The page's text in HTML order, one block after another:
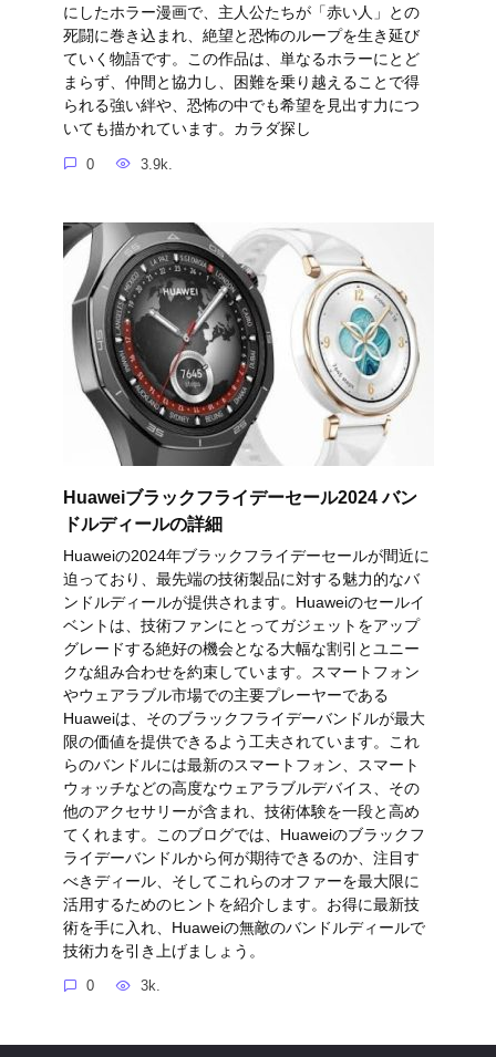
にしたホラー漫画で、主人公たちが「赤い人」との
死闘に巻き込まれ、絶望と恐怖のループを生き延び
ていく物語です。この作品は、単なるホラーにとど
まらず、仲間と協力し、困難を乗り越えることで得
られる強い絆や、恐怖の中でも希望を見出す力につ
いても描かれています。カラダ探し
0 3.9k.
Huaweiブラックフライデーセール2024 バン
ドルディールの詳細
Huaweiの2024年ブラックフライデーセールが間近に
迫っており、最先端の技術製品に対する魅力的なバ
ンドルディールが提供されます。Huaweiのセールイ
ベントは、技術ファンにとってガジェットをアップ
グレードする絶好の機会となる大幅な割引とユニー
クな組み合わせを約束しています。スマートフォン
やウェアラブル市場での主要プレーヤーである
Huaweiは、そのブラックフライデーバンドルが最大
限の価値を提供できるよう工夫されています。これ
らのバンドルには最新のスマートフォン、スマート
ウォッチなどの高度なウェアラブルデバイス、その
他のアクセサリーが含まれ、技術体験を一段と高め
てくれます。このブログでは、Huaweiのブラックフ
ライデーバンドルから何が期待できるのか、注目す
べきディール、そしてこれらのオファーを最大限に
活用するためのヒントを紹介します。お得に最新技
術を手に入れ、Huaweiの無敵のバンドルディールで
技術力を引き上げましょう。
0 3k.